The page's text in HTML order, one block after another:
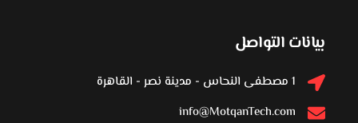
بيانات التواصل
1 مصطفى النحاس - مدينة نصر - القاهرة
info@MotqanTech.com